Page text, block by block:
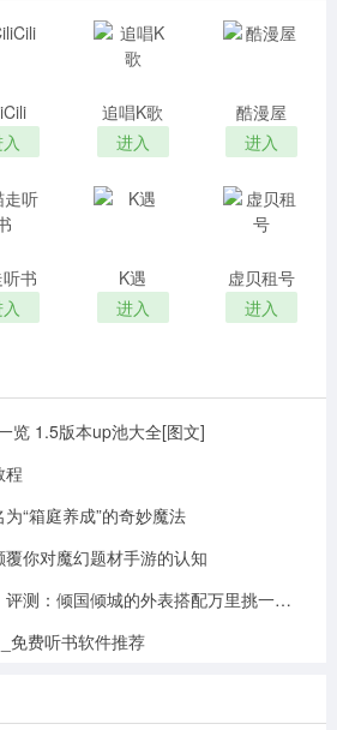
追唱K歌
进入
酷漫屋
进入
书
K遇
进入
虚贝租号
进入
览 1.5版本up池大全[图文]
程
为“箱庭养成”的奇妙魔法
覆你对魔幻题材手游的认知
《天地劫：幽城再临》评测：倾国倾城的外表搭配万里挑一的灵魂
免费听书软件推荐